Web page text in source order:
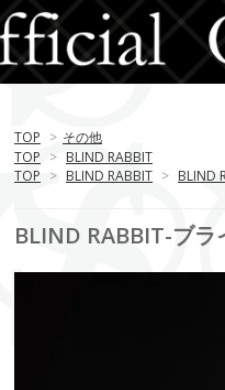
TOP > その他
TOP > BLIND RABBIT
TOP > BLIND RABBIT > BLIND
BLIND RABBIT-ブ